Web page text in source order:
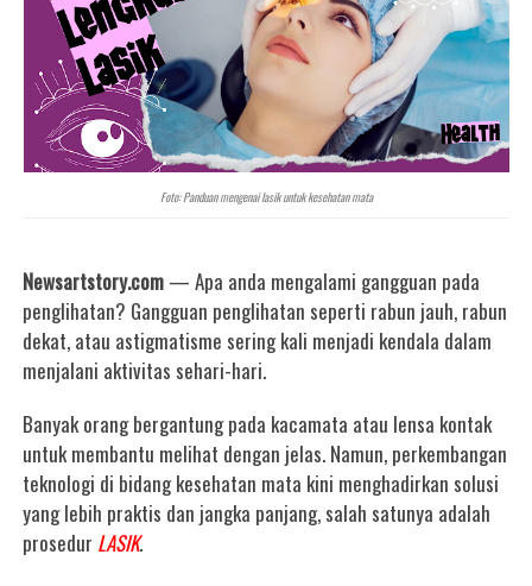
Foto: Panduan mengenai lasik untuk kesehatan mata
Newsartstory.com — Apa anda mengalami gangguan pada
penglihatan? Gangguan penglihatan seperti rabun jauh, rabun
dekat, atau astigmatisme sering kali menjadi kendala dalam
menjalani aktivitas sehari-hari.
Banyak orang bergantung pada kacamata atau lensa kontak
untuk membantu melihat dengan jelas. Namun, perkembangan
teknologi di bidang kesehatan mata kini menghadirkan solusi
yang lebih praktis dan jangka panjang, salah satunya adalah
prosedur LASIK.